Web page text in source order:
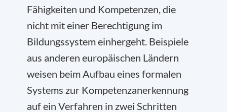
Fähigkeiten und Kompetenzen, die
nicht mit einer Berechtigung im
Bildungssystem einhergeht. Beispiele
aus anderen europäischen Ländern
weisen beim Aufbau eines formalen
Systems zur Kompetenzanerkennung
auf ein Verfahren in zwei Schritten